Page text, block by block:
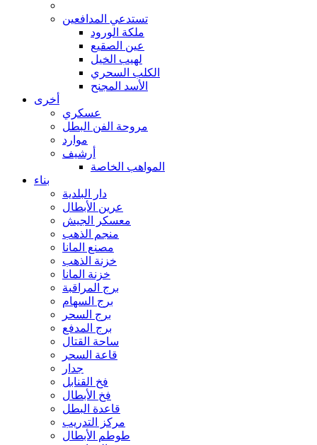
تستدعي المدافعين
ملكة الورود
عين الصقيع
لهيب الخيل
الكلب السحري
الأسد المجنح
أخرى
عسكري
مروحة الفن البطل
موارد
أرشيف
المواهب الخاصة
بناء
دار البلدية
عرين الأبطال
معسكر الجيش
منجم الذهب
مصنع المانا
خزنة الذهب
خزنة المانا
برج المراقبة
برج السهام
برج السحر
برج المدفع
ساحة القتال
قاعة السحر
جدار
فخ القنابل
فخ الأبطال
قاعدة البطل
مركز التدريب
طوطم الأبطال